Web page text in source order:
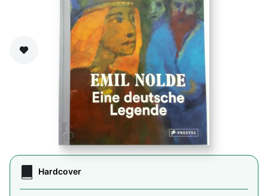
Zet op verlanglijst
Hardcover